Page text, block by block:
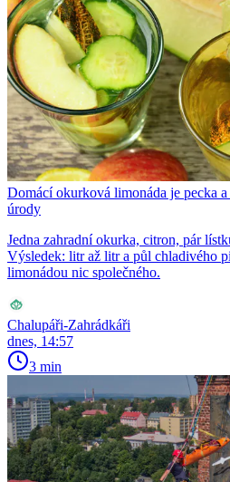
Domácí okurková limonáda je pecka
úrody
Jedna zahradní okurka, citron, pár
Výsledek: litr až litr a půl chladivého
limonádou nic společného.
Chalupáři-Zahrádkáři
dnes, 14:57
3 min